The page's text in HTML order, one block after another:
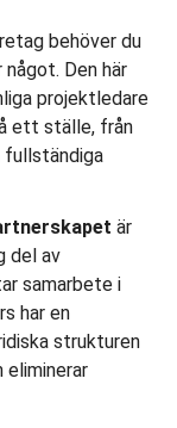
behöver du
Den här
projektledare
ett ställe, från
fullständiga
är
del av
samarbete i
har en
strukturen
eliminerar